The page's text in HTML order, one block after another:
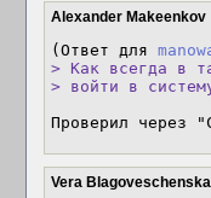
Alexander Makeenkov
(Ответ для
> Как всегда в
> войти в
Проверил
Vera